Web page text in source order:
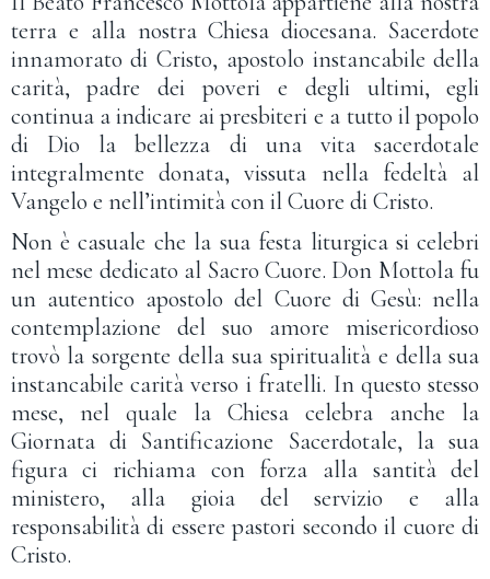
terra e alla nostra Chiesa diocesana. Sacerdote
innamorato di Cristo, apostolo instancabile della
carità, padre dei poveri e degli ultimi, egli
continua a indicare ai presbiteri e a tutto il popolo
di Dio la bellezza di una vita sacerdotale
integralmente donata, vissuta nella fedeltà al
Vangelo e nell’intimità con il Cuore di Cristo.
Non è casuale che la sua festa liturgica si celebri
nel mese dedicato al Sacro Cuore. Don Mottola fu
un autentico apostolo del Cuore di Gesù: nella
contemplazione del suo amore misericordioso
trovò la sorgente della sua spiritualità e della sua
instancabile carità verso i fratelli. In questo stesso
mese, nel quale la Chiesa celebra anche la
Giornata di Santificazione Sacerdotale, la sua
figura ci richiama con forza alla santità del
ministero, alla gioia del servizio e alla
responsabilità di essere pastori secondo il cuore di
Cristo.